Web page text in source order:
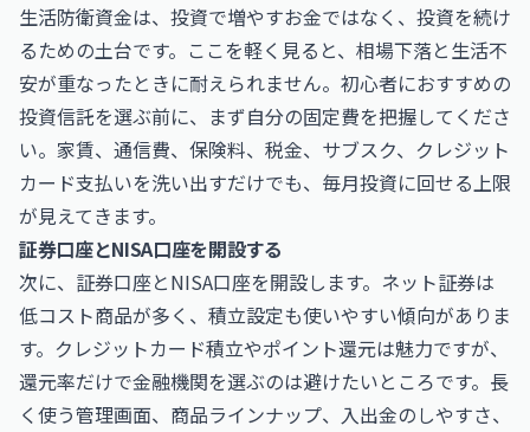
生活防衛資金は、投資で増やすお金ではなく、投資を続け
るための土台です。ここを軽く見ると、相場下落と生活不
安が重なったときに耐えられません。初心者におすすめの
投資信託を選ぶ前に、まず自分の固定費を把握してくださ
い。家賃、通信費、保険料、税金、サブスク、クレジット
カード支払いを洗い出すだけでも、毎月投資に回せる上限
が見えてきます。
証券口座とNISA口座を開設する
次に、証券口座とNISA口座を開設します。ネット証券は
低コスト商品が多く、積立設定も使いやすい傾向がありま
す。クレジットカード積立やポイント還元は魅力ですが、
還元率だけで金融機関を選ぶのは避けたいところです。長
く使う管理画面、商品ラインナップ、入出金のしやすさ、